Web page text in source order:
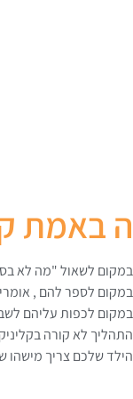
באמת
במקום לשאול "מה לא
במקום לספר להם ,
במקום לכפות עליהם
התהליך לא קורה
הילד שלכם צריך מישהו